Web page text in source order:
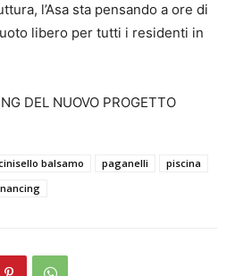
l’Asa sta pensando a ore di
libero per tutti i residenti in
DEL NUOVO PROGETTO
balsamo paganelli
piscina